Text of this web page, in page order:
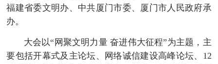
福建省委文明办、中共厦门市委、厦门市人民政府承
办。
大会以“网聚文明力量 奋进伟大征程”为主题，主
要包括开幕式及主论坛、网络诚信建设高峰论坛、12